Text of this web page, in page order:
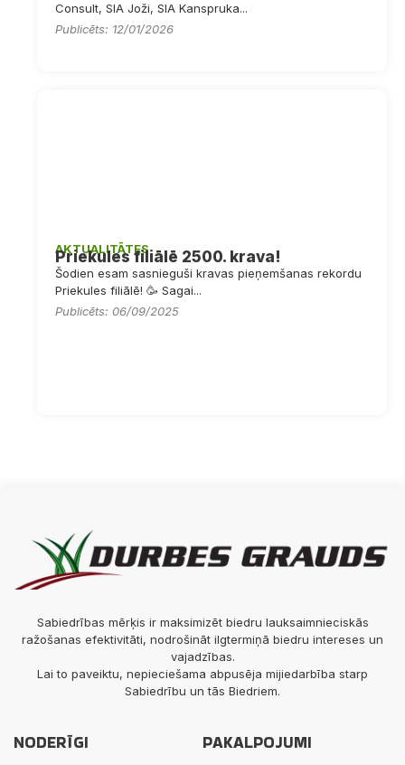
Consult, SIA Joži, SIA Kanspruka...
Publicēts: 12/01/2026
AKTUALITĀTES
Priekules filiālē 2500. krava!
Šodien esam sasnieguši kravas pieņemšanas rekordu
Priekules filiālē! 🥳 Sagai...
Publicēts: 06/09/2025
Sabiedrības mērķis ir maksimizēt biedru lauksaimnieciskās
ražošanas efektivitāti, nodrošināt ilgtermiņā biedru intereses un
vajadzības.
Lai to paveiktu, nepieciešama abpusēja mijiedarbība starp
Sabiedrību un tās Biedriem.
NODERĪGI PAKALPOJUMI